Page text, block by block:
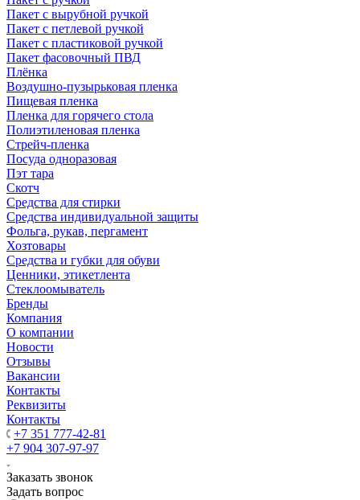
Пакет с вырубной ручкой
Пакет с петлевой ручкой
Пакет с пластиковой ручкой
Пакет фасовочный ПВД
Плёнка
Воздушно-пузырьковая пленка
Пищевая пленка
Пленка для горячего стола
Полиэтиленовая пленка
Стрейч-пленка
Посуда одноразовая
Пэт тара
Скотч
Средства для стирки
Средства индивидуальной защиты
Фольга, рукав, пергамент
Хозтовары
Средства и губки для обуви
Ценники, этикетлента
Стеклоомыватель
Бренды
Компания
О компании
Новости
Отзывы
Вакансии
Контакты
Реквизиты
Контакты
+7 351 777-42-81
+7 904 307-97-97
Заказать звонок
Задать вопрос